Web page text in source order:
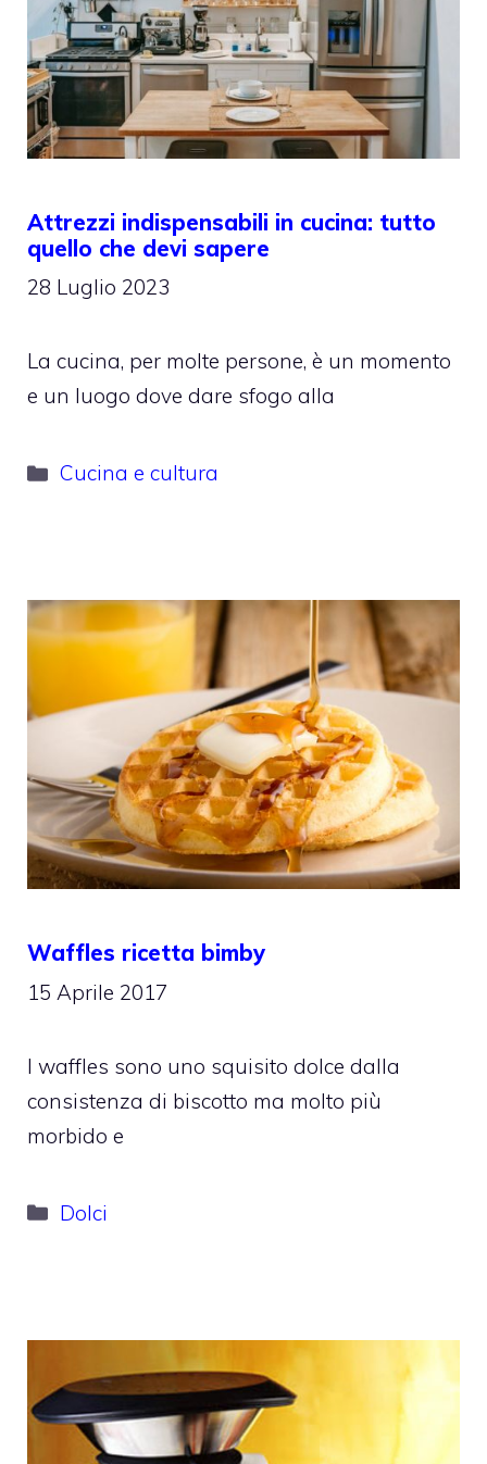
Attrezzi indispensabili in cucina: tutto
quello che devi sapere
28 Luglio 2023
La cucina, per molte persone, è un momento
e un luogo dove dare sfogo alla
Categorie
Cucina e cultura
Waffles ricetta bimby
15 Aprile 2017
I waffles sono uno squisito dolce dalla
consistenza di biscotto ma molto più
morbido e
Categorie
Dolci